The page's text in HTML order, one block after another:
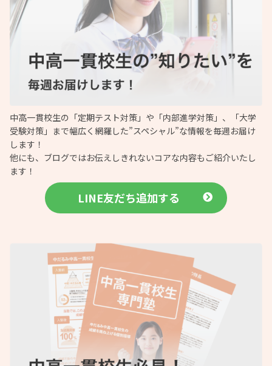
中高一貫校生の「定期テスト対策」や「内部進学対策」、「大学
受験対策」まで幅広く網羅した”スペシャル”な情報を毎週お届け
します！
他にも、ブログではお伝えしきれないコアな内容もご紹介いたし
ます！
LINE友だち追加する